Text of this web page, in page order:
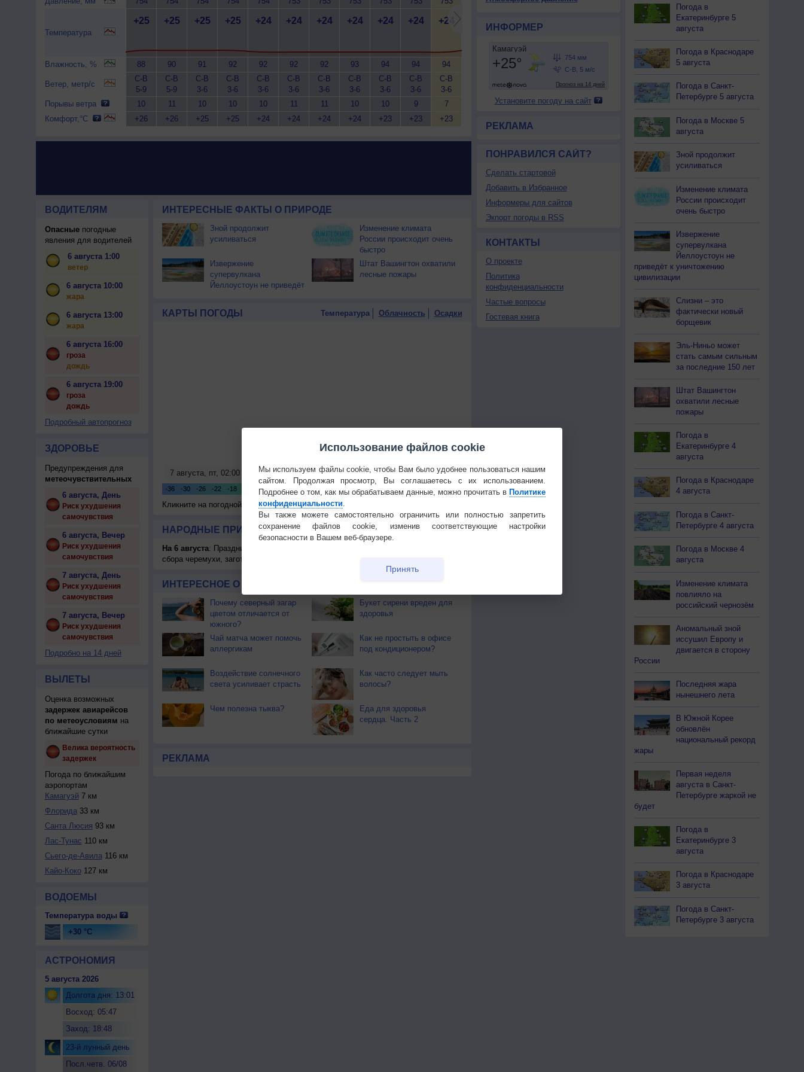
Температура
Влажность, %
Ветер, метр/с
Порывы ветра
Комфорт,°C
+25
88
С-В
5-9
10
+26
+25
90
С-В
5-9
11
+26
+25
91
С-В
3-6
10
+25
+25
92
С-В
3-6
10
+25
+24
92
С-В
3-6
10
+24
+24
92
С-В
3-6
11
+24
+24
92
С-В
3-6
11
+24
+24
93
С-В
3-6
10
+24
+24
94
С-В
3-6
10
+23
+24
94
С-В
3-6
9
+23
+24
94
С-В
3-6
7
+23
78
5-9
8
64
7
5-9
7
5-9
7
+38
+33
49
5-9
<7
+37
+33
48
5-9
<7
+37
+33
5-9
+36
ВОДИТЕЛЯМ
Опасныепогодные
явления для водителей
6 августа 1:00
ветер
6 августа 10:00
жара
6 августа 13:00
жара
6 августа 16:00
гроза
дождь
6 августа 19:00
гроза
дождь
Подробный автопрогноз
ЗДОРОВЬЕ
Предупреждения для
метеочувствительных
6 августа, День
Риск ухудшения
самочувствия
6 августа, Вечер
Риск ухудшения
самочувствия
7 августа, День
Риск ухудшения
самочувствия
7 августа, Вечер
Риск ухудшения
самочувствия
Подробно на 14 дней
ВЫЛЕТЫ
Оценка возможных
задержек авиарейсов
по метеоусловиям на
ближайшие сутки
Велика вероятность
задержек
Погода по ближайшим
аэропортам
Камагуэй 7 км
Флорида33 км
Санта Люсия 93 км
Лас-Тунас 110 км
Сьего-де-Авила116 км
Кайо-Коко127 км
ВОДОЕМЫ
Температура воды
+30 °C
АСТРОНОМИЯ
5 августа 2026
Долгота дня: 13:01
Восход: 05:47
Заход: 18:48
23-й лунный день
Посл.четв. 06/08
ИНТЕРЕСНЫЕ ФАКТЫ О ПРИРОДЕ
Зной продолжит
усиливаться
Изменение климата
России происходит очень
быстро
Извержение
супервулкана
Йеллоустоун не приведёт
Штат Вашингтон охватили
лесные пожары
КАРТЫ ПОГОДЫ Температура Облачность Осадки
Кликните на погодной карте для получения подробных данных
НАРОДНЫЕ ПРИМЕТЫ И ПРАЗДНИКИ
На 6 августа: Праздник жатвы. Почти повсеместно поспел хлеб. Наступает пора
сбора черемухи, заготавливают березовые веники.
ИНТЕРЕСНОЕ О ЧЕЛОВЕКЕ И ПРИРОДЕ
Почему северный загар
цветом отличается от
южного?
Букет сирени вреден для
здоровья
Чай матча может помочь
аллергикам
Как не простыть в офисе
под кондиционером?
Воздействие солнечного
света усиливает страсть
Как часто следует мыть
волосы?
Чем полезна тыква?
Еда для здоровья
сердца. Часть 2
РЕКЛАМА
ИНФОРМЕР
Установите погоду на сайт
РЕКЛАМА
ПОНРАВИЛСЯ САЙТ?
Сделать стартовой
Добавить в Избранное
Информеры для сайтов
Экпорт погоды в RSS
КОНТАКТЫ
О проекте
Политика
конфиденциальности
Частые вопросы
Гостевая книга
Погода в
Екатеринбурге 5
августа
Погода в Краснодаре
5 августа
Погода в Санкт-
Петербурге 5 августа
Погода в Москве 5
августа
Зной продолжит
усиливаться
Изменение климата
России происходит
очень быстро
Извержение
супервулкана
Йеллоустоун не
приведёт к уничтожению
цивилизации
Слизни – это
фактически новый
борщевик
Эль-Ниньо может
стать самым сильным
за последние 150 лет
Штат Вашингтон
охватили лесные
пожары
Погода в
Екатеринбурге 4
августа
Погода в Краснодаре
4 августа
Погода в Санкт-
Петербурге 4 августа
Погода в Москве 4
августа
Изменение климата
повлияло на
российский чернозём
Аномальный зной
иссушил Европу и
двигается в сторону
России
Последняя жара
нынешнего лета
В Южной Корее
обновлён
национальный рекорд
жары
Первая неделя
августа в Санкт-
Петербурге жаркой не
будет
Погода в
Екатеринбурге 3
августа
Погода в Краснодаре
3 августа
Погода в Санкт-
Петербурге 3 августа
Использование файлов cookie
Мы используем файлы cookie, чтобы Вам было удобнее пользоваться нашим
сайтом. Продолжая просмотр, Вы соглашаетесь с их использованием.
Подробнее о том, как мы обрабатываем данные, можно прочитать в Политике
конфиденциальности
Вы также можете самостоятельно ограничить или полностью запретить
сохранение файлов cookie, изменив соответствующие настройки
безопасности в Вашем веб-браузере.
Принять